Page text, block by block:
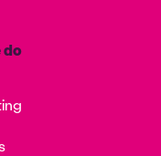
do